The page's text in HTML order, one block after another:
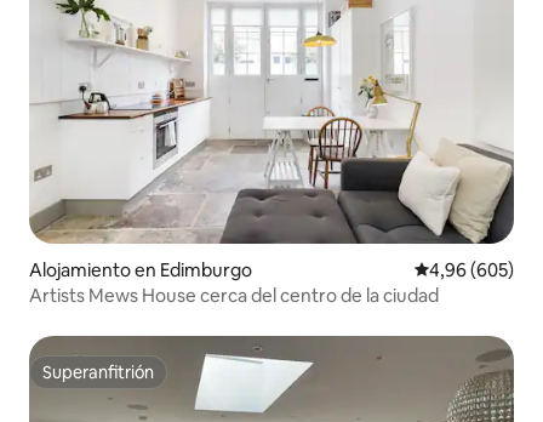
Alojamiento en Edimburgo Calificación
4,96 (605)
Artists Mews House cerca del centro de la ciudad
Superanfitrión
Superanfitrión